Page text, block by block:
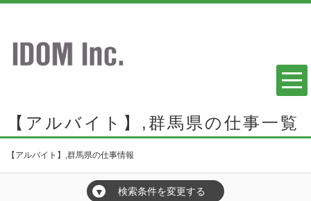
【アルバイト】,群馬県の仕事一覧
【アルバイト】,群馬県の仕事情報
▼ 検索条件を変更する